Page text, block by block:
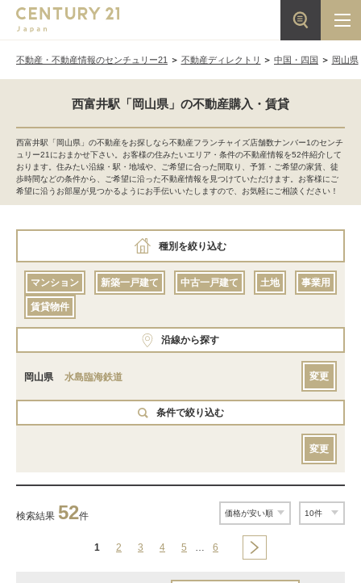
不動産・不動産情報のセンチュリー21 不動産ディレクトリ 中国・四国 岡山県
西富井駅「岡山県」の不動産購入・賃貸
西富井駅「岡山県」の不動産をお探しなら不動産フランチャイズ店舗数ナンバー1のセンチ
ュリー21におまかせ下さい。お客様の住みたいエリア・条件の不動産情報を52件紹介して
おります。住みたい沿線・駅・地域や、ご希望に合った間取り、予算・ご希望の家賃、徒
歩時間などの条件から、ご希望に沿った不動産情報を見つけていただけます。お客様にご
希望に沿うお部屋が見つかるようにお手伝いいたしますので、お気軽にご相談ください！
種別を絞り込む
マンション 新築一戸建て 中古一戸建て 土地 事業用
賃貸物件
沿線から探す
岡山県 水島臨海鉄道 変更
条件で絞り込む
変更
検索結果 52件
1 2 3 4 5 … 6